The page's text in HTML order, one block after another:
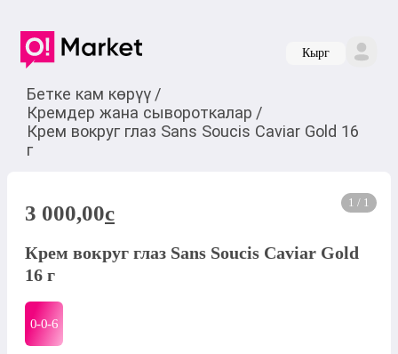
Кырг
Бетке кам көрүү /
Кремдер жана сывороткалар /
Крем вокруг глаз Sans Soucis Caviar Gold 16
г
1 / 1
3 000,00c
Крем вокруг глаз Sans Soucis Caviar Gold
16 г
0-0-6